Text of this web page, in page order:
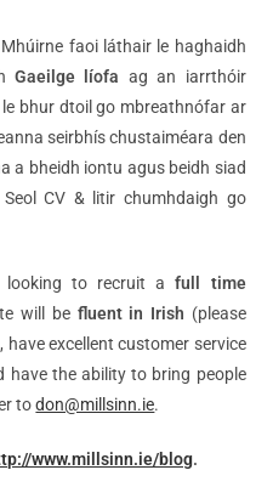
faoi láthair le haghaidh
Gaeilge líofa ag an iarrthóir
bhur dtoil go mbreathnófar ar
seirbhís chustaiméara den
a bheidh iontu agus beidh siad
CV & litir chumhdaigh go
looking to recruit afull time
will be fluent in Irish (please
have excellent customer service
have the ability to bring people
todon@millsinn.ie.
www.millsinn.ie/blog.